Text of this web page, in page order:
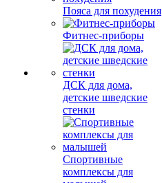
Пояса для похудения
Фитнес-приборы
ДСК для дома,
детские шведские
стенки
Спортивные
комплексы для